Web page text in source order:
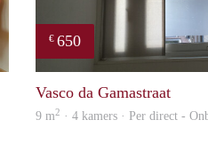
€ 650
Vasco da Gamastraat
9 m2 · 4 kamers · Per direct -